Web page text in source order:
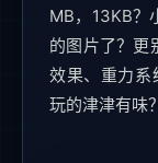
MB，13KB？
的图片了？更
效果、重力系
玩的津津有味？